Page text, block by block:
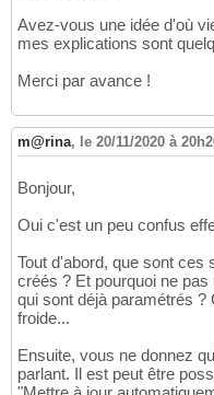
Avez-vous une idée d'où
mes explications sont
Merci par avance !
m@rina, le 20/11/2020 à
Bonjour,
Oui c'est un peu confus
Tout d'abord, que sont
créés ? Et pourquoi ne
qui sont déjà paramétrés
froide...
Ensuite, vous ne donnez
parlant. Il est peut être